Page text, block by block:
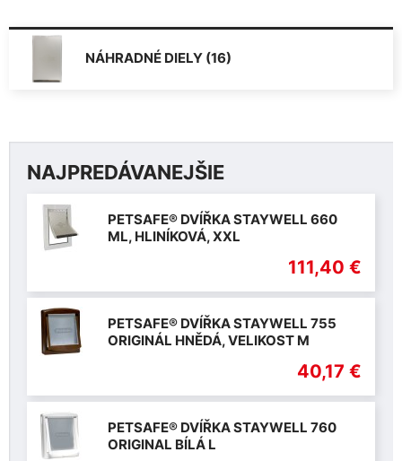
NÁHRADNÉ DIELY (16)
NAJPREDÁVANEJŠIE
PETSAFE® DVÍŘKA STAYWELL 660
ML, HLINÍKOVÁ, XXL
111,40 €
PETSAFE® DVÍŘKA STAYWELL 755
ORIGINÁL HNĚDÁ, VELIKOST M
40,17 €
PETSAFE® DVÍŘKA STAYWELL 760
ORIGINAL BÍLÁ L